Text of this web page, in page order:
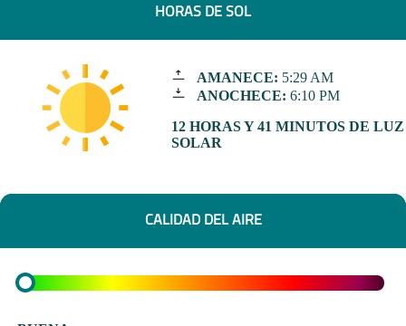
HORAS DE SOL
AMANECE: 5:29 AM
ANOCHECE: 6:10 PM
12 HORAS Y 41 MINUTOS DE LUZ
SOLAR
CALIDAD DEL AIRE